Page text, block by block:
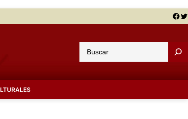
Facebook Twitter
u
a